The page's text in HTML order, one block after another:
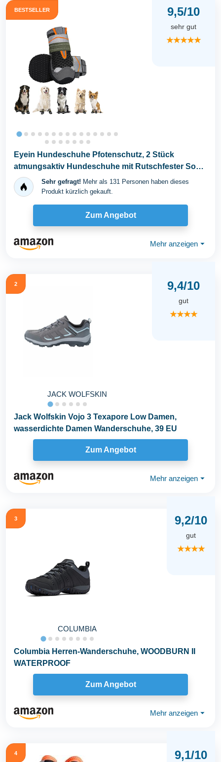
BESTSELLER 9,5/10
sehr gut
★★★★★
Eyein Hundeschuhe Pfotenschutz, 2 Stück
atmungsaktiv Hundeschuhe mit Rutschfester Sohle
und...
Sehr gefragt! Mehr als 131 Personen haben dieses
Produkt kürzlich gekauft.
Zum Angebot
Mehr anzeigen ⏷
2
JACK WOLFSKIN
9,4/10
gut
★★★★
Jack Wolfskin Vojo 3 Texapore Low Damen,
wasserdichte Damen Wanderschuhe, 39 EU
Zum Angebot
Mehr anzeigen ⏷
3
COLUMBIA
9,2/10
gut
★★★★
Columbia Herren-Wanderschuhe, WOODBURN II
WATERPROOF
Zum Angebot
Mehr anzeigen ⏷
4 9,1/10